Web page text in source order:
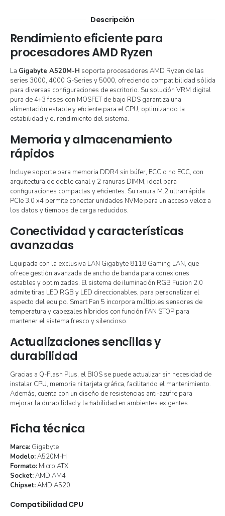
Descripción
Rendimiento eficiente para
procesadores AMD Ryzen
La Gigabyte A520M-H soporta procesadores AMD Ryzen de las
series 3000, 4000 G-Series y 5000, ofreciendo compatibilidad sólida
para diversas configuraciones de escritorio. Su solución VRM digital
pura de 4+3 fases con MOSFET de bajo RDS garantiza una
alimentación estable y eficiente para el CPU, optimizando la
estabilidad y el rendimiento del sistema.
Memoria y almacenamiento
rápidos
Incluye soporte para memoria DDR4 sin búfer, ECC o no ECC, con
arquitectura de doble canal y 2 ranuras DIMM, ideal para
configuraciones compactas y eficientes. Su ranura M.2 ultrarrápida
PCIe 3.0 x4 permite conectar unidades NVMe para un acceso veloz a
los datos y tiempos de carga reducidos.
Conectividad y características
avanzadas
Equipada con la exclusiva LAN Gigabyte 8118 Gaming LAN, que
ofrece gestión avanzada de ancho de banda para conexiones
estables y optimizadas. El sistema de iluminación RGB Fusion 2.0
admite tiras LED RGB y LED direccionables, para personalizar el
aspecto del equipo. Smart Fan 5 incorpora múltiples sensores de
temperatura y cabezales híbridos con función FAN STOP para
mantener el sistema fresco y silencioso.
Actualizaciones sencillas y
durabilidad
Gracias a Q-Flash Plus, el BIOS se puede actualizar sin necesidad de
instalar CPU, memoria ni tarjeta gráfica, facilitando el mantenimiento.
Además, cuenta con un diseño de resistencias anti-azufre para
mejorar la durabilidad y la fiabilidad en ambientes exigentes.
Ficha técnica
Marca:Gigabyte
Modelo:A520M-H
Formato:Micro ATX
Socket:AMD AM4
Chipset:AMD A520
Compatibilidad CPU